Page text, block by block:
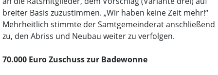
breiter Basis zuzustimmen. „Wir haben keine Zeit mehr!“
Mehrheitlich stimmte der Samtgemeinderat anschließend
zu, den Abriss und Neubau weiter zu verfolgen.
70.000 Euro Zuschuss zur Badewonne